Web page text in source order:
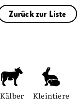
Zurück zur Liste
Kälber Kleintiere